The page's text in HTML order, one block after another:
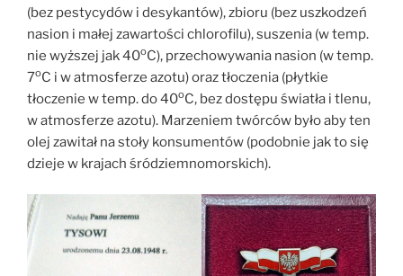
(bez pestycydów i desykantów), zbioru (bez uszkodzeń
nasion i małej zawartości chlorofilu), suszenia (w temp.
nie wyższej jak 40oC), przechowywania nasion (w temp.
7oC i w atmosferze azotu) oraz tłoczenia (płytkie
tłoczenie w temp. do 40oC, bez dostępu światła i tlenu,
w atmosferze azotu). Marzeniem twórców było aby ten
olej zawitał na stoły konsumentów (podobnie jak to się
dzieje w krajach śródziemnomorskich).